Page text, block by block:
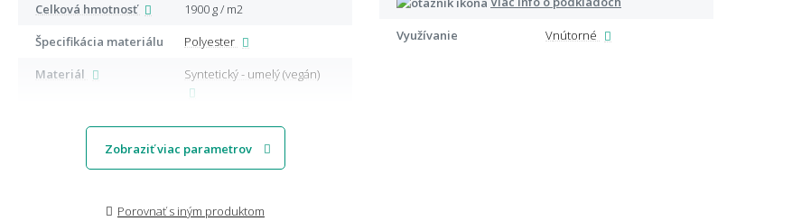
Celková hmotnosť
1900 g / m2
Špecifikácia materiálu
Polyester
Materiál
Syntetický - umelý (vegán)
Využívanie Vnútorné
Zobraziť viac parametrov
Porovnať s iným produktom